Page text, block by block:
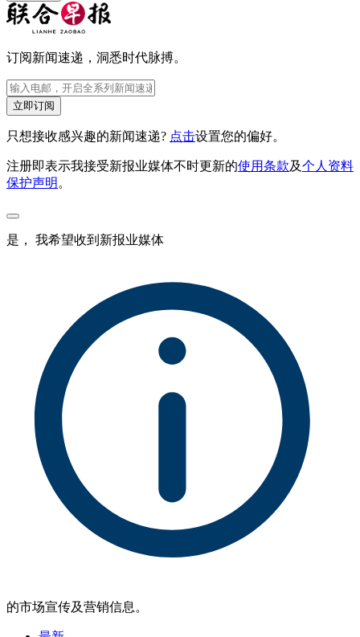
订阅新闻速递，洞悉时代脉搏。
立即订阅
只想接收感兴趣的新闻速递? 点击设置您的偏好。
注册即表示我接受新报业媒体不时更新的使用条款及个人资料
保护声明 。
是， 我希望收到新报业媒体
的市场宣传及营销信息。